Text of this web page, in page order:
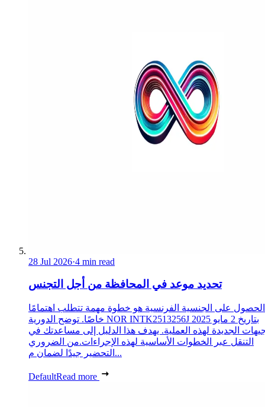
28 Jul 2026·4 min read
تحديد موعد في المحافظة من أجل التجنس
الحصول على الجنسية الفرنسية هو خطوة مهمة تتطلب اهتمامًا
خاصًا. توضح الدورية NOR INTK2513256J بتاريخ 2 مايو 2025
الجديدة لهذه العملية. يهدف هذا الدليل إلى مساعدتك في
التنقل عبر الخطوات الأساسية لهذه الإجراءات.من الضروري
التحضير جيدًا لضمان م...
DefaultRead more